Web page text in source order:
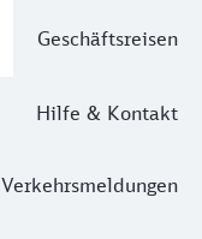
Geschäftsreisen
Hilfe & Kontakt
Verkehrsmeldungen